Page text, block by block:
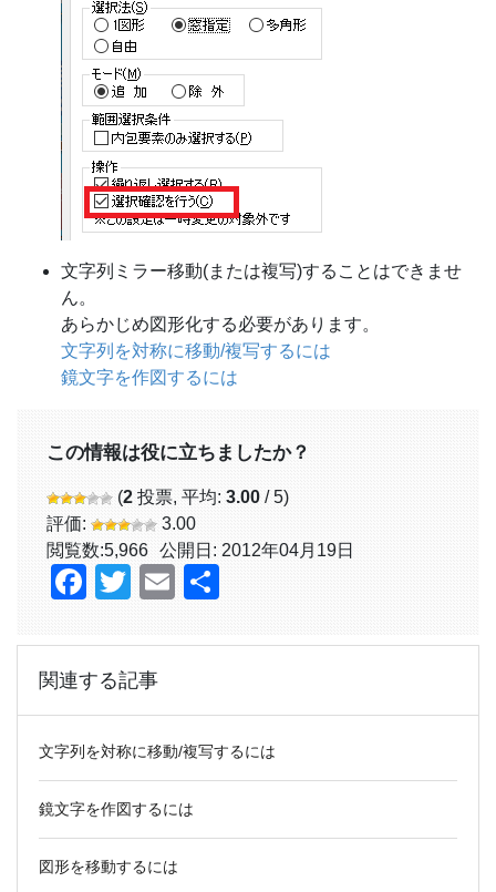
文字列ミラー移動(または複写)することはできませ
ん。
あらかじめ図形化する必要があります。
文字列を対称に移動/複写するには
鏡文字を作図するには
この情報は役に立ちましたか？
(2 投票, 平均: 3.00 / 5)
評価:
3.00
閲覧数:5,966 公開日: 2012年04月19日
Facebook
TwitterEmail
関連する記事
文字列を対称に移動/複写するには
鏡文字を作図するには
図形を移動するには